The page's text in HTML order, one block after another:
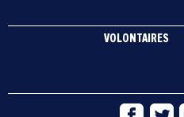
VOLONTAIRES